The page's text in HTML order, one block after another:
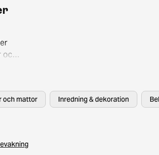
och
att
och mattor Inredning & dekoration